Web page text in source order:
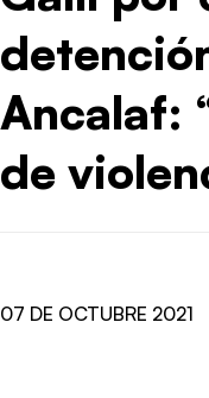
Ancalaf:
de
07 DE OCTUBRE 2021